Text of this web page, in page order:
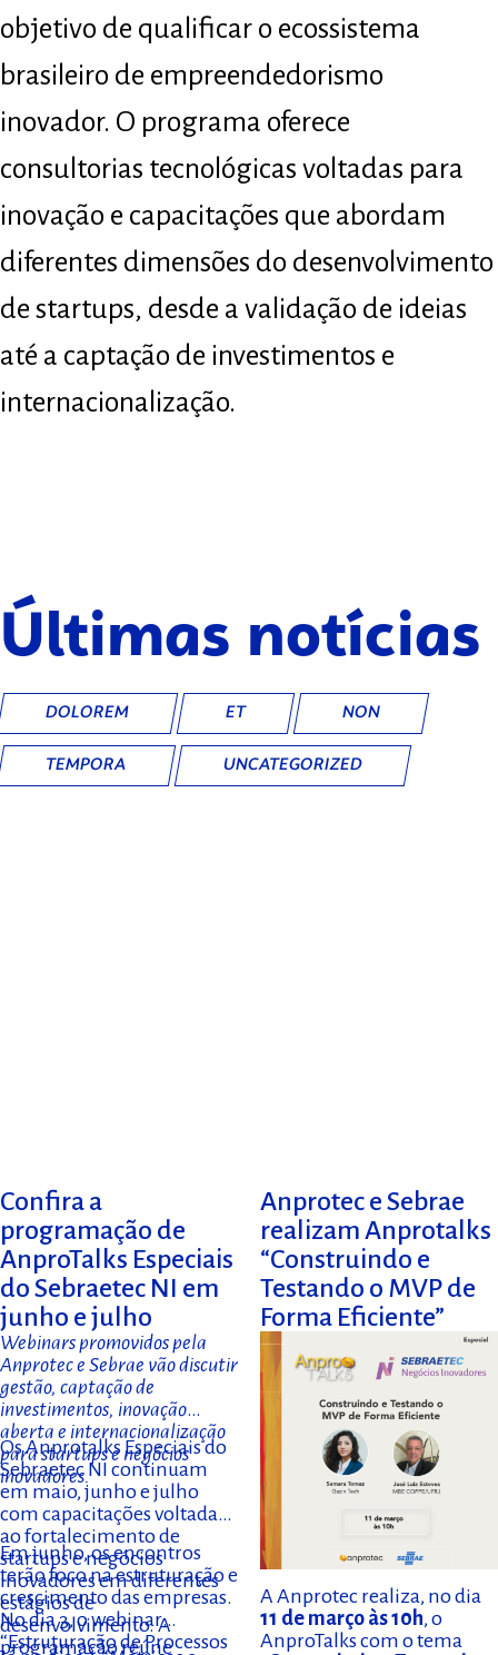
objetivo de qualificar o ecossistema
brasileiro de empreendedorismo
inovador. O programa oferece
consultorias tecnológicas voltadas para
inovação e capacitações que abordam
diferentes dimensões do desenvolvimento
de startups, desde a validação de ideias
até a captação de investimentos e
internacionalização.
Últimas notícias
DOLOREM ET NON
TEMPORA UNCATEGORIZED
Confira a
programação de
AnproTalks Especiais
do Sebraetec NI em
junho e julho
Webinars promovidos pela
Anprotec e Sebrae vão discutir
gestão, captação de
investimentos, inovação
aberta e internacionalização
para startups e negócios
inovadores.
Os Anprotalks Especiais do
Sebraetec NI continuam
em maio, junho e julho
com capacitações voltadas
ao fortalecimento de
startups e negócios
inovadores em diferentes
estágios de
desenvolvimento. A
programação reúne
Em junho, os encontros
terão foco na estruturação e
crescimento das empresas.
No dia 3, o webinar
“Estruturação de Processos
Anprotec e Sebrae
realizam Anprotalks
“Construindo e
Testando o MVP de
Forma Eficiente”
A Anprotec realiza, no dia
11 de março às 10h, o
AnproTalks com o tema